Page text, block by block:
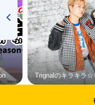
Trignalのキラキラ☆